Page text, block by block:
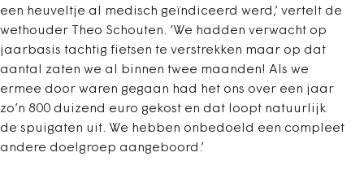
een heuveltje al medisch geïndiceerd werd,’ vertelt de
wethouder Theo Schouten. ‘We hadden verwacht op
jaarbasis tachtig fietsen te verstrekken maar op dat
aantal zaten we al binnen twee maanden! Als we
ermee door waren gegaan had het ons over een jaar
zo’n 800 duizend euro gekost en dat loopt natuurlijk
de spuigaten uit. We hebben onbedoeld een compleet
andere doelgroep aangeboord.’